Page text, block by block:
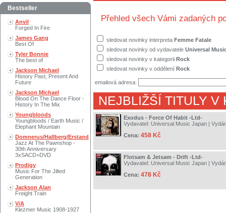
Bestseller
Anvil
Forged In Fire
James Gang
Best Of
Tyler Bonnie
The best of
Jackson Michael
History Past, Present And
Future
Jackson Michael
Blood On The Dance Floor -
History In The Mix
Youngbloods
Youngbloods / Earth Music /
Elephant Mountain
Domnerus/Hallberg/Erstand
Jazz At The Pawnshop -
30th Anniversary
3xSACD+DVD
Prodigy
Music For The Jilted
Generation
Jackson Alan
Freight Train
V/A
Klezmer Music 1908-1927
Přehled všech Vámi zadaných
sledovat novinky interpreta Femme Fatale
sledovat novinky od vydavatele Universal
sledovat novinky v kategorii Rock
sledovat novinky v oddělení Rock
emailová adresa:
NEJBLIŽŠÍ TITULY V
Exodus - Force Of Habit -Ltd-
Vydavatel: Universal Music Japan |
Cena: 458 Kč
Flotsam & Jetsam - Drift -Ltd-
Vydavatel: Universal Music Japan |
Cena: 478 Kč